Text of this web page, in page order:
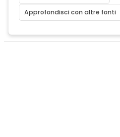
Approfondisci con altre fonti